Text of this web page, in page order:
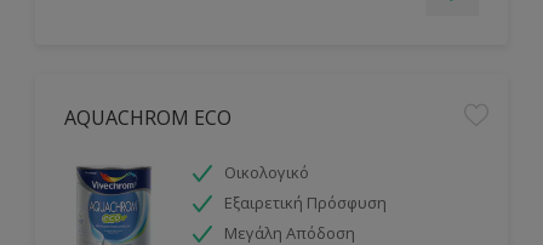
AQUACHROM ECO
Οικολογικό
Εξαιρετική Πρόσφυση
Μεγάλη Απόδοση